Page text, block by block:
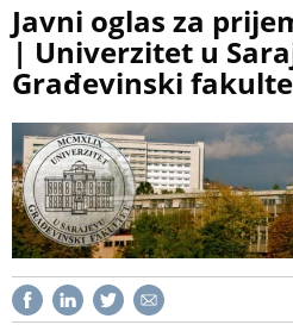
Javni oglas za
| Univerzitet u
Građevinski